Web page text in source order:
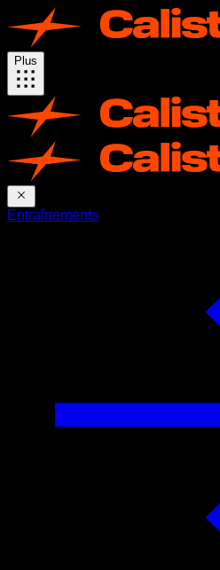
Plus
Entraînements